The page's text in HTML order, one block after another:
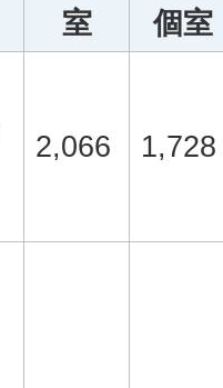
室
個室
2,066 1,728